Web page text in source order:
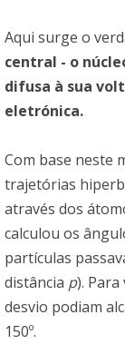
Aqui surge o
central - o
difusa à sua
eletrónica.
Com base neste
trajetórias
através dos
calculou os
partículas
distância p). Para
desvio podiam
150º.